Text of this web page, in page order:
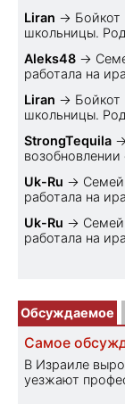
Liran → Бойкот
школьницы.
Aleks48 →
работала на
Liran → Бойкот
школьницы.
StrongTequila →
Uk-Ru →
работала на
Uk-Ru →
работала на
Обсуждаемое
Самое
В Израиле
уезжают